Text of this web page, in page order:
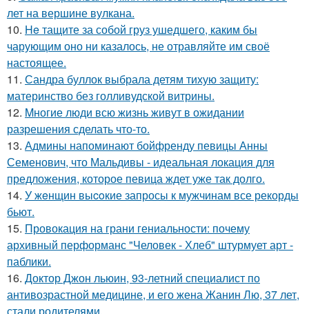
лет на вершине вулкана.
10. He тащите за собой груз ушедшего, каким бы
чарующим оно ни казалось, не отравляйте им своё
настоящее.
11. Сандра буллок выбрала детям тихую защиту:
материнство без голливудской витрины.
12. Mногие люди всю жизнь живут в ожидании
разрешения сделать что-то.
13. Админы напоминают бойфренду певицы Анны
Семенович, что Мальдивы - идеальная локация для
предложения, которое певица ждет уже так долго.
14. У жeнщин выcoкие запросы к мужчинам все рекорды
бьют.
15. Провокация на грани гениальности: почему
архивный перформанс "Человек - Хлеб" штурмует арт -
паблики.
16. Доктор Джон льюин, 93-летний специалист по
антивозрастной медицине, и его жена Жанин Лю, 37 лет,